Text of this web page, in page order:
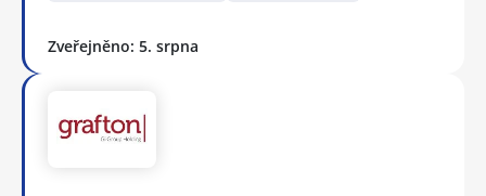
Zveřejněno: 5. srpna